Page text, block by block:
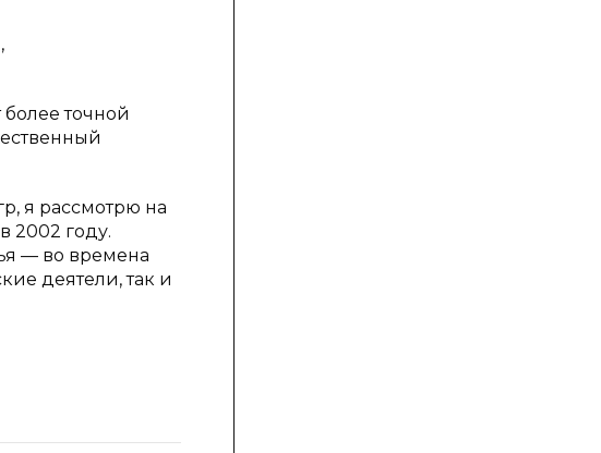
точной
я рассмотрю на
2002 году.
— во времена
деятели, так и